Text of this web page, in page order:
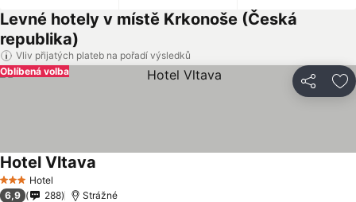
Levné hotely v místě Krkonoše (Česká
republika)
Vliv přijatých plateb na pořadí výsledků
Sdílet
Oblíbená volba
3 Počet hvězdiček
Hotel
Hotel Vltava
6,9 288 Strážné